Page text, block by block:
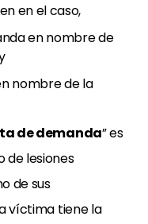
en el caso,
en nombre de
nombre de la
de demanda” es
de lesiones
de sus
víctima tiene la